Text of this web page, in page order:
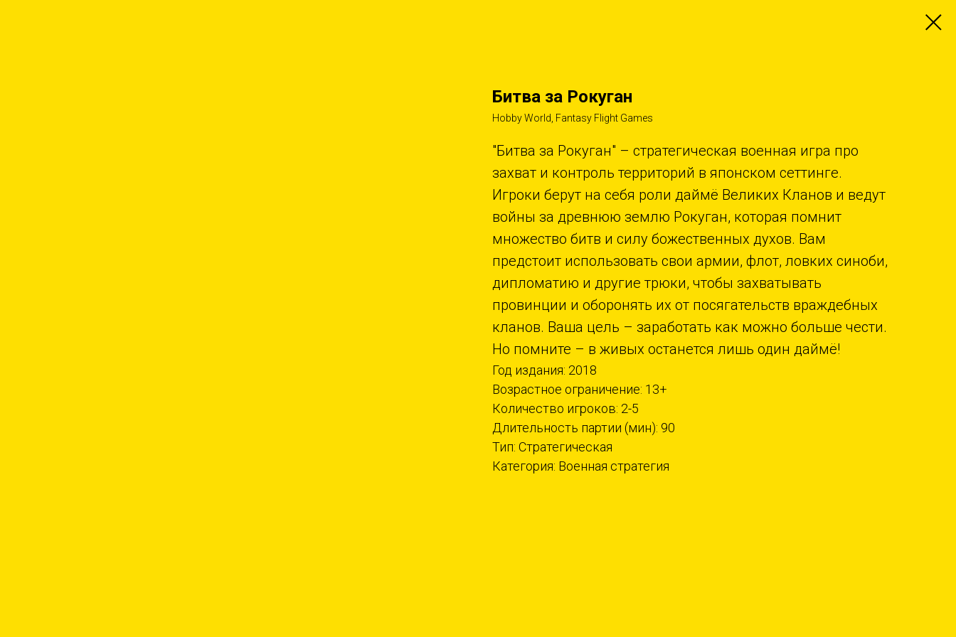
Битва за Рокуган
Hobby World, Fantasy Flight Games
"Битва за Рокуган" – стратегическая военная игра про
захват и контроль территорий в японском сеттинге.
Игроки берут на себя роли даймё Великих Кланов и ведут
войны за древнюю землю Рокуган, которая помнит
множество битв и силу божественных духов. Вам
предстоит использовать свои армии, флот, ловких синоби,
дипломатию и другие трюки, чтобы захватывать
провинции и оборонять их от посягательств враждебных
кланов. Ваша цель – заработать как можно больше чести.
Но помните – в живых останется лишь один даймё!
Год издания: 2018
Возрастное ограничение: 13+
Количество игроков: 2-5
Длительность партии (мин): 90
Тип: Стратегическая
Категория: Военная стратегия